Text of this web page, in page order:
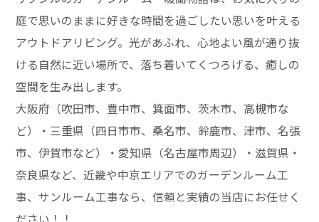
庭で思いのままに好きな時間を過ごしたい思いを叶える
アウトドアリビング。光があふれ、心地よい風が通り抜
ける自然に近い場所で、落ち着いてくつろげる、癒しの
空間を生み出します。
大阪府（吹田市、豊中市、箕面市、茨木市、高槻市な
ど）・三重県（四日市市、桑名市、鈴鹿市、津市、名張
市、伊賀市など）・愛知県（名古屋市周辺）・滋賀県・
奈良県など、近畿や中京エリアでのガーデンルーム工
事、サンルーム工事なら、信頼と実績の当店にお任せく